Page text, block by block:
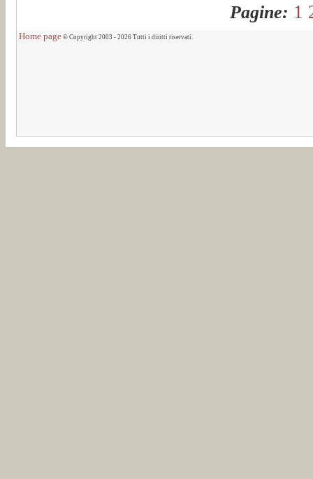
Pagine: 1
Home page © Copyright 2003 - 2026 Tutti i diritti riservati.